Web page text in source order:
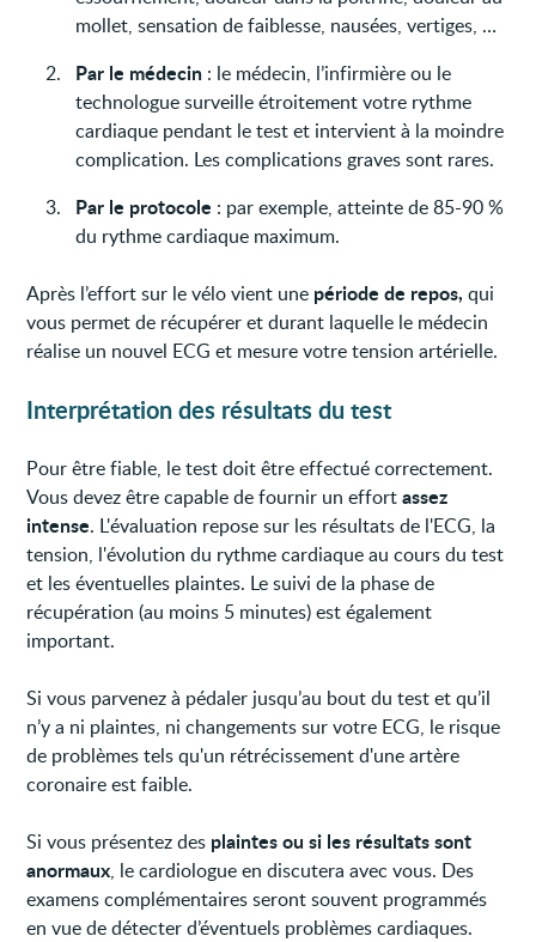
mollet, sensation de faiblesse, nausées, vertiges, …
Par le médecin : le médecin, l’infirmière ou le
technologue surveille étroitement votre rythme
cardiaque pendant le test et intervient à la moindre
complication. Les complications graves sont rares.
Par le protocole : par exemple, atteinte de 85-90 %
du rythme cardiaque maximum.
Après l’effort sur le vélo vient une période de repos, qui
vous permet de récupérer et durant laquelle le médecin
réalise un nouvel ECG et mesure votre tension artérielle.
Interprétation des résultats du test
Pour être fiable, le test doit être effectué correctement.
Vous devez être capable de fournir un effortassez
intense. L'évaluation repose sur les résultats de l'ECG, la
tension, l'évolution du rythme cardiaque au cours du test
et les éventuelles plaintes. Le suivi de la phase de
récupération (au moins 5 minutes) est également
important.
Si vous parvenez à pédaler jusqu’au bout du test et qu’il
n’y a ni plaintes, ni changements sur votre ECG, le risque
de problèmes tels qu'un rétrécissement d'une artère
coronaire est faible.
Si vous présentez des plaintes ou si les résultats sont
anormaux, le cardiologue en discutera avec vous. Des
examens complémentaires seront souvent programmés
en vue de détecter d’éventuels problèmes cardiaques.